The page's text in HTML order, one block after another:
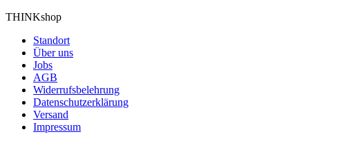
THINKshop
Standort
Über uns
Jobs
AGB
Widerrufsbelehrung
Datenschutzerklärung
Versand
Impressum